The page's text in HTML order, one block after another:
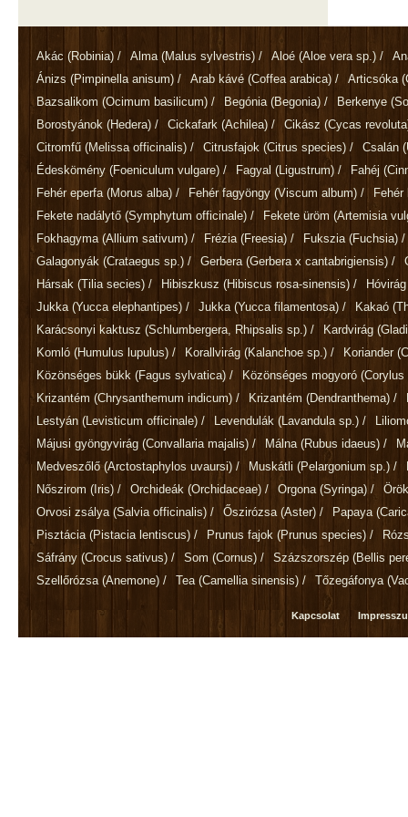
Akác (Robinia) / Alma (Malus sylvestris) / Aloé (Aloe vera sp.) /
Ánizs (Pimpinella anisum) / Arab kávé (Coffea arabica) / Articsóka
Bazsalikom (Ocimum basilicum) / Begónia (Begonia) / Berkenye
Borostyánok (Hedera) / Cickafark (Achilea) / Cikász (Cycas
Citromfű (Melissa officinalis) / Citrusfajok (Citrus species) / Csalán
Édeskömény (Foeniculum vulgare) / Fagyal (Ligustrum) / Fahéj
Fehér eperfa (Morus alba) / Fehér fagyöngy (Viscum album) /
Fekete nadálytő (Symphytum officinale) / Fekete üröm (Artemisia
Fokhagyma (Allium sativum) / Frézia (Freesia) / Fukszia (Fuchsia) /
Galagonyák (Crataegus sp.) / Gerbera (Gerbera x cantabrigiensis) /
Hársak (Tilia secies) / Hibiszkusz (Hibiscus rosa-sinensis) /
Jukka (Yucca elephantipes) / Jukka (Yucca filamentosa) / Kakaó
Karácsonyi kaktusz (Schlumbergera, Rhipsalis sp.) / Kardvirág
Komló (Humulus lupulus) / Korallvirág (Kalanchoe sp.) / Koriander
Közönséges bükk (Fagus sylvatica) / Közönséges mogyoró (Corylus
Krizantém (Chrysanthemum indicum) / Krizantém (Dendranthema) /
Lestyán (Levisticum officinale) / Levendulák (Lavandula sp.) /
Májusi gyöngyvirág (Convallaria majalis) / Málna (Rubus idaeus) /
Medveszőlő(Arctostaphylos uvaursi) / Muskátli (Pelargonium sp.) /
Nőszirom (Iris) / Orchideák (Orchidaceae) / Orgona (Syringa) /
Orvosi zsálya (Salvia officinalis) / Őszirózsa (Aster) / Papaya
Pisztácia (Pistacia lentiscus) / Prunus fajok (Prunus species) /
Sáfrány (Crocus sativus) / Som (Cornus) / Százszorszép (Bellis
Szellőrózsa (Anemone) / Tea (Camellia sinensis) / Tőzegáfonya
Kapcsolat